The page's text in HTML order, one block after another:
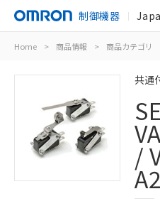
制御機器
Home > 商品情報 > 商品カテゴリ
共通
/